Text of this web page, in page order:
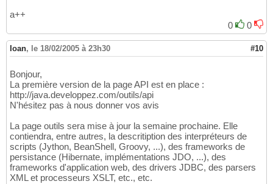
a++
0
0
Ioan, le 18/02/2005 à 23h30 #10
Bonjour,
La première version de la page API est en place :
http://java.developpez.com/outils/api
N'hésitez pas à nous donner vos avis
La page outils sera mise à jour la semaine prochaine. Elle
contiendra, entre autres, la descritiption des interpréteurs de
scripts (Jython, BeanShell, Groovy, ...), des frameworks de
persistance (Hibernate, implémentations JDO, ...), des
frameworks d'application web, des drivers JDBC, des parsers
XML et processeurs XSLT, etc., etc.